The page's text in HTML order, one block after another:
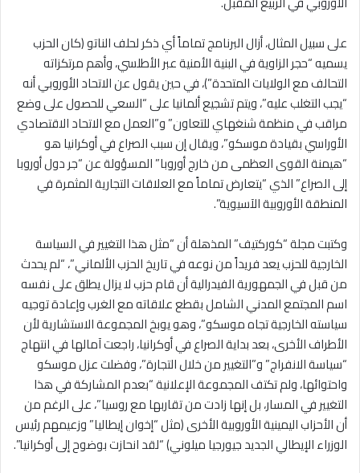
على سبيل المثال، أزال البرنامج تماماً أي ذكر لحلف الناتو (كان الحزب
يسميه “حجر الزاوية في البنية الأمنية عبر الأطلسي، وأهم مرتكزاته
التحالف مع الولايات المتحدة”)، في حين يقول عن الاتحاد الأوروبي أنه
“يجب التغلب عليه”، ويتم تشجيع ألمانيا على “السعي للحصول على وضع
مراقب في منظمة شنغهاي للتعاون” و”العمل مع الاتحاد الاقتصادي
الأوراسي بقيادة موسكو”، ويقال إن سبب الصراع في أوكرانيا هو
“هيمنة القوى العظمى من خارج أوروبا” المسؤولة عن “جر دول أوروبا
إلى الصراع” الذي “يتعارض تماماً مع العلاقات التجارية المثمرة في
المنطقة الأوروبية الآسيوية”.
وكتبت مجلة “كوركتيف” المذهلة أن “مثل هذا التغيير في السياسة
الخارجية للحزب يعد فريداً من نوعه في تاريخ الحزب الألماني”، “لم يحدث
من قبل في الجمهورية الفيدرالية أن قام حزب لا يزال يطلق على نفسه
اسم المجتمع المدني الشامل بقطع علاقاته مع الغرب وإعادة توجيه
سياسته الخارجية تجاه موسكو”، وهو يوبخ المجموعة الاستشارية لأن
الأطراف الأخرى، بعد بداية الصراع في أوكرانيا، راجعت آمالها في انتهاج
“سياسة الانفراج” و”التغيير من خلال التجارة”، وفضلت عزل موسكو
واحتوائها، ولم تكتف المجموعة الإعلانية “بعدم المشاركة في هذا
التغيير في المسار، بل إنها زادت من تقاربها مع روسيا”، على الرغم من
أن الأحزاب اليمينية الأوروبية الأخرى (مثل “إخوان إيطاليا” وزعيمهم رئيس
الوزراء الإيطالي الجديد جيورجيا ميلوني) “لقد انحازت بوضوح إلى أوكرانيا”.